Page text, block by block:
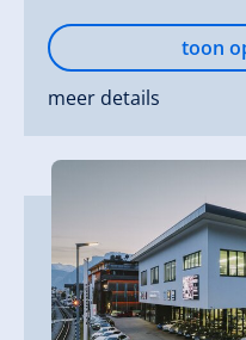
toon
meer details